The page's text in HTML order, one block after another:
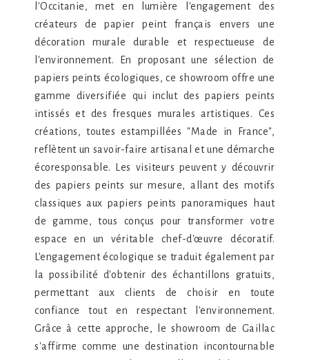
l'Occitanie, met en lumière l'engagement des
créateurs de papier peint français envers une
décoration murale durable et respectueuse de
l'environnement. En proposant une sélection de
papiers peints écologiques, ce showroom offre une
gamme diversifiée qui inclut des papiers peints
intissés et des fresques murales artistiques. Ces
créations, toutes estampillées "Made in France",
reflètent un savoir-faire artisanal et une démarche
écoresponsable. Les visiteurs peuvent y découvrir
des papiers peints sur mesure, allant des motifs
classiques aux papiers peints panoramiques haut
de gamme, tous conçus pour transformer votre
espace en un véritable chef-d'œuvre décoratif.
L'engagement écologique se traduit également par
la possibilité d'obtenir des échantillons gratuits,
permettant aux clients de choisir en toute
confiance tout en respectant l'environnement.
Grâce à cette approche, le showroom de Gaillac
s'affirme comme une destination incontournable